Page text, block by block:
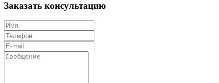
Заказать консультацию